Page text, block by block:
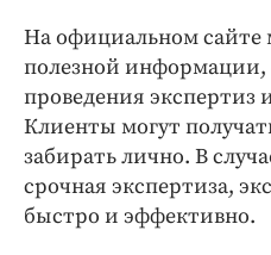
На официальном сайте
полезной информации,
проведения экспертиз
Клиенты могут
забирать лично. В
срочная экспертиза,
быстро и эффективно.